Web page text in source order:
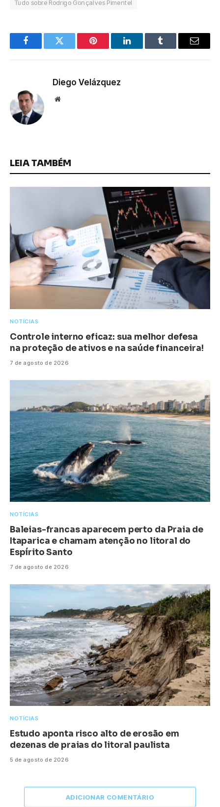
Tudo sobre Rodrigo Gonçalves Pimentel
FacebookTwitter Pinterest LinkedInTumblr Email
Diego Velázquez
Website
LEIA TAMBÉM
NOTÍCIAS
Controle interno eficaz: sua melhor defesa
na proteção de ativos e na saúde financeira!
7 de agosto de 2026
NOTÍCIAS
Baleias-francas aparecem perto da Praia de
Itaparica e chamam atenção no litoral do
Espírito Santo
7 de agosto de 2026
NOTÍCIAS
Estudo aponta risco alto de erosão em
dezenas de praias do litoral paulista
5 de agosto de 2026
ADICIONAR COMENTÁRIO